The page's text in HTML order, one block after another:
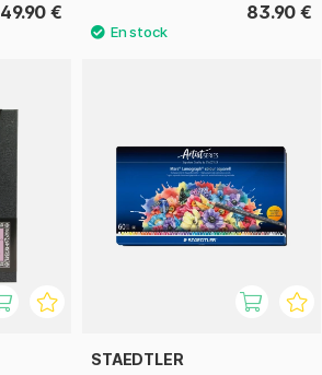
49.90 € 83.90 €
STAEDTLER